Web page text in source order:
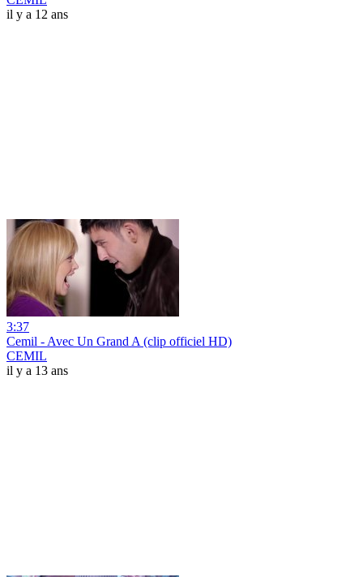
il y a 12 ans
3:37
Cemil - Avec Un Grand A (clip officiel HD)
CEMIL
il y a 13 ans